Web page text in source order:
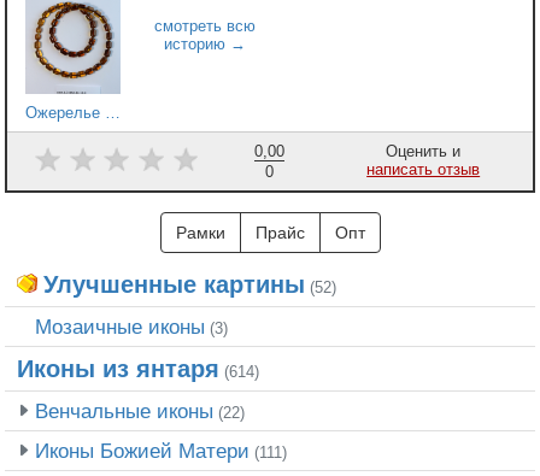
0,00
0
Оценить и
написать отзыв
Рамки Прайс Опт
Улучшенные картины (52)
Мозаичные иконы (3)
Иконы из янтаря (614)
Венчальные иконы (22)
Иконы Божией Матери (111)